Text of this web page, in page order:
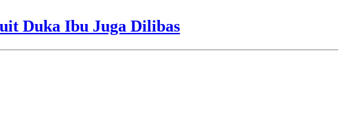
Duka Ibu Juga Dilibas